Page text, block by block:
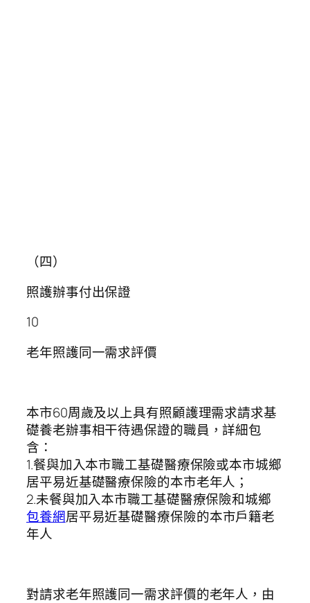
（四）
照護辦事付出保證
10
老年照護同一需求評價
本市60周歲及以上具有照顧護理需求請求基
礎養老辦事相干待遇保證的職員，詳細包
含：
1.餐與加入本市職工基礎醫療保險或本市城鄉
居平易近基礎醫療保險的本市老年人；
2.未餐與加入本市職工基礎醫療保險和城鄉
包養網居平易近基礎醫療保險的本市戶籍老
年人
對請求老年照護同一需求評價的老年人，由